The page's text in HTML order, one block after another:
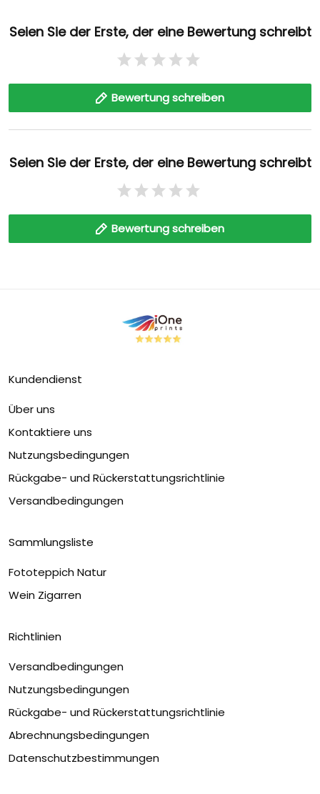
Seien Sie der Erste, der eine Bewertung schreibt
Bewertung schreiben
Seien Sie der Erste, der eine Bewertung schreibt
Bewertung schreiben
Kundendienst
Über uns
Kontaktiere uns
Nutzungsbedingungen
Rückgabe- und Rückerstattungsrichtlinie
Versandbedingungen
Sammlungsliste
Fototeppich Natur
Wein Zigarren
Richtlinien
Versandbedingungen
Nutzungsbedingungen
Rückgabe- und Rückerstattungsrichtlinie
Abrechnungsbedingungen
Datenschutzbestimmungen